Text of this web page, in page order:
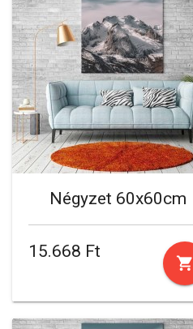
Négyzet 60x60cm
15.668 Ft
shopping_cart